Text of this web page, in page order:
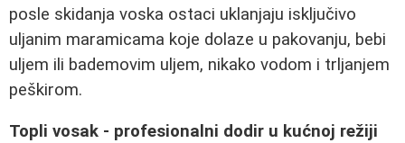
posle skidanja voska ostaci uklanjaju isključivo
uljanim maramicama koje dolaze u pakovanju, bebi
uljem ili bademovim uljem, nikako vodom i trljanjem
peškirom.
Topli vosak - profesionalni dodir u kućnoj režiji